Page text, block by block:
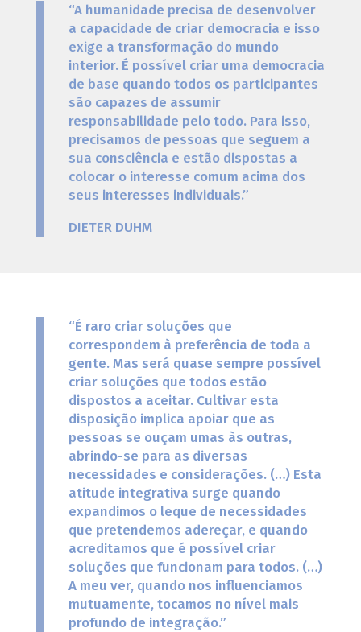
“A humanidade precisa de desenvolver
a capacidade de criar democracia e isso
exige a transformação do mundo
interior. É possível criar uma democracia
de base quando todos os participantes
são capazes de assumir
responsabilidade pelo todo. Para isso,
precisamos de pessoas que seguem a
sua consciência e estão dispostas a
colocar o interesse comum acima dos
seus interesses individuais.”
DIETER DUHM
“É raro criar soluções que
correspondem à preferência de toda a
gente. Mas será quase sempre possível
criar soluções que todos estão
dispostos a aceitar. Cultivar esta
disposição implica apoiar que as
pessoas se ouçam umas às outras,
abrindo-se para as diversas
necessidades e considerações. (…) Esta
atitude integrativa surge quando
expandimos o leque de necessidades
que pretendemos adereçar, e quando
acreditamos que é possível criar
soluções que funcionam para todos. (…)
A meu ver, quando nos influenciamos
mutuamente, tocamos no nível mais
profundo de integração.”